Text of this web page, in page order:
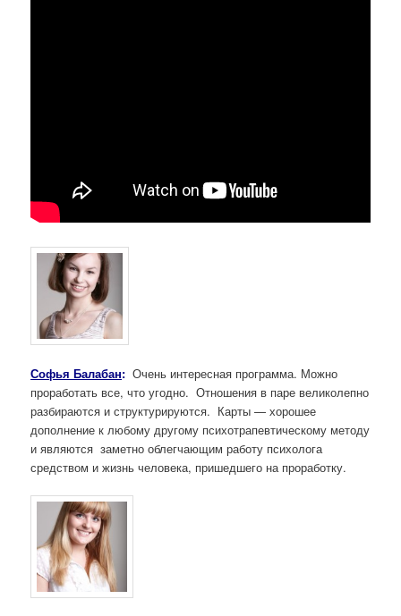
Софья Балабан: Очень интересная программа. Можно
проработать все, что угодно. Отношения в паре великолепно
разбираются и структурируются. Карты — хорошее
дополнение к любому другому психотрапевтическому методу
и являются заметно облегчающим работу психолога
средством и жизнь человека, пришедшего на проработку.